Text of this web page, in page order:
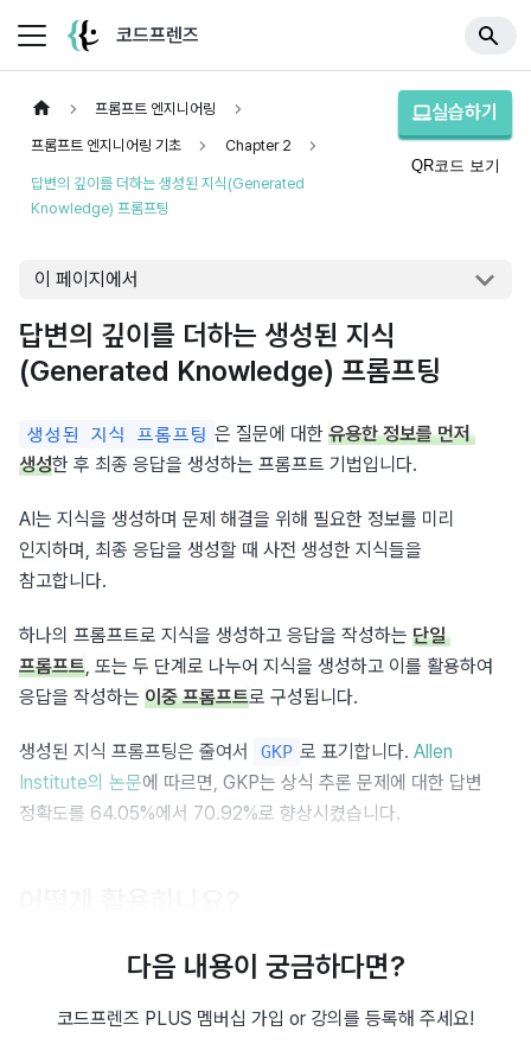
코드프렌즈
프롬프트 엔지니어링
프롬프트 엔지니어링 기초 Chapter 2
답변의 깊이를 더하는 생성된 지식(Generated
Knowledge) 프롬프팅
실습하기
QR코드 보기
이 페이지에서
답변의 깊이를 더하는 생성된 지식
(Generated Knowledge) 프롬프팅
생성된 지식 프롬프팅 은 질문에 대한 유용한 정보를 먼저
생성한 후 최종 응답을 생성하는 프롬프트 기법입니다.
AI는 지식을 생성하며 문제 해결을 위해 필요한 정보를 미리
인지하며, 최종 응답을 생성할 때 사전 생성한 지식들을
참고합니다.
하나의 프롬프트로 지식을 생성하고 응답을 작성하는 단일
프롬프트, 또는 두 단계로 나누어 지식을 생성하고 이를 활용하여
응답을 작성하는 이중 프롬프트로 구성됩니다.
생성된 지식 프롬프팅은 줄여서 GKP 로 표기합니다. Allen
Institute의 논문에 따르면, GKP는 상식 추론 문제에 대한 답변
정확도를 64.05%에서 70.92%로 향상시켰습니다.
다음과 같이 단일 프롬프트를 활용해, 하나의 프롬프트로 지식을
생성하고 응답을 작성할 수 있습니다.
다음 내용이 궁금하다면?
코드프렌즈 PLUS 멤버십 가입 or 강의를 등록해 주세요!